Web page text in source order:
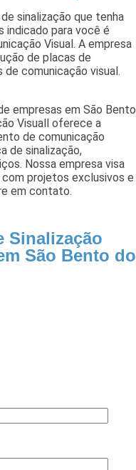
sinalização que tenha
indicado para você é
Visual. A empresa
de placas de
comunicação visual.
empresas em São Bento
Visuall oferece a
de comunicação
de sinalização,
Nossa empresa visa
projetos exclusivos e
em contato.
Sinalização
São Bento do